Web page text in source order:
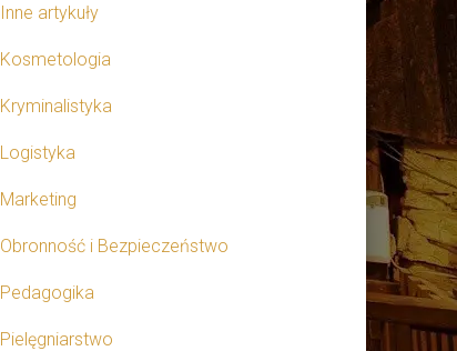
Inne artykuły
Kosmetologia
Kryminalistyka
Logistyka
Marketing
Obronność i Bezpieczeństwo
Pedagogika
Pielęgniarstwo